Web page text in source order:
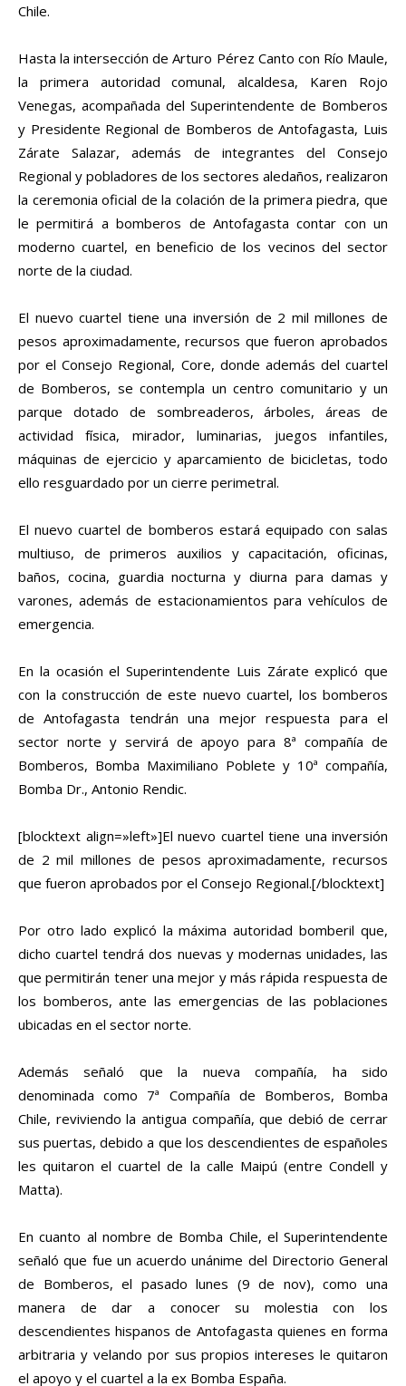
Chile.
Hasta la intersección de Arturo Pérez Canto con Río Maule,
la primera autoridad comunal, alcaldesa, Karen Rojo
Venegas, acompañada del Superintendente de Bomberos
y Presidente Regional de Bomberos de Antofagasta, Luis
Zárate Salazar, además de integrantes del Consejo
Regional y pobladores de los sectores aledaños, realizaron
la ceremonia oficial de la colación de la primera piedra, que
le permitirá a bomberos de Antofagasta contar con un
moderno cuartel, en beneficio de los vecinos del sector
norte de la ciudad.
El nuevo cuartel tiene una inversión de 2 mil millones de
pesos aproximadamente, recursos que fueron aprobados
por el Consejo Regional, Core, donde además del cuartel
de Bomberos, se contempla un centro comunitario y un
parque dotado de sombreaderos, árboles, áreas de
actividad física, mirador, luminarias, juegos infantiles,
máquinas de ejercicio y aparcamiento de bicicletas, todo
ello resguardado por un cierre perimetral.
El nuevo cuartel de bomberos estará equipado con salas
multiuso, de primeros auxilios y capacitación, oficinas,
baños, cocina, guardia nocturna y diurna para damas y
varones, además de estacionamientos para vehículos de
emergencia.
En la ocasión el Superintendente Luis Zárate explicó que
con la construcción de este nuevo cuartel, los bomberos
de Antofagasta tendrán una mejor respuesta para el
sector norte y servirá de apoyo para 8ª compañía de
Bomberos, Bomba Maximiliano Poblete y 10ª compañía,
Bomba Dr., Antonio Rendic.
[blocktext align=»left»]El nuevo cuartel tiene una inversión
de 2 mil millones de pesos aproximadamente, recursos
que fueron aprobados por el Consejo Regional.[/blocktext]
Por otro lado explicó la máxima autoridad bomberil que,
dicho cuartel tendrá dos nuevas y modernas unidades, las
que permitirán tener una mejor y más rápida respuesta de
los bomberos, ante las emergencias de las poblaciones
ubicadas en el sector norte.
Además señaló que la nueva compañía, ha sido
denominada como 7ª Compañía de Bomberos, Bomba
Chile, reviviendo la antigua compañía, que debió de cerrar
sus puertas, debido a que los descendientes de españoles
les quitaron el cuartel de la calle Maipú (entre Condell y
Matta).
En cuanto al nombre de Bomba Chile, el Superintendente
señaló que fue un acuerdo unánime del Directorio General
de Bomberos, el pasado lunes (9 de nov), como una
manera de dar a conocer su molestia con los
descendientes hispanos de Antofagasta quienes en forma
arbitraria y velando por sus propios intereses le quitaron
el apoyo y el cuartel a la ex Bomba España.